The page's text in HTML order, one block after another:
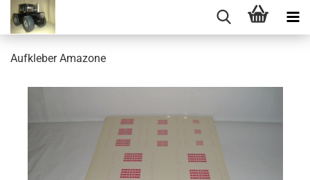
Aufkleber Amazone